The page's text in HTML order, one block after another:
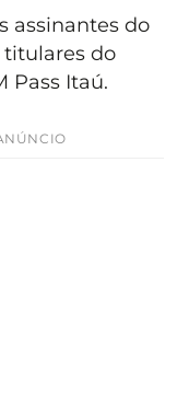
assinantes do
titulares do
Pass Itaú.